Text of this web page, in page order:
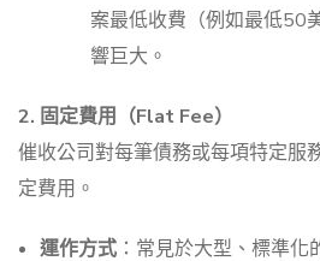
案最低收費（例如最低50
響巨大。
2. 固定費用（Flat Fee）
催收公司對每筆債務或每項特定服
定費用。
運作方式 ：常見於大型、標準